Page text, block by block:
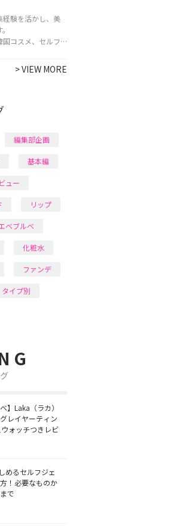
。
ソナルカラー診
格診断によるイ
グも行っていま
経験を活かし、美
コスメ、セルフ
ク。家事や育児の合
時短美容テクも実
>VIEW MORE
編集部企画
基本編
ュー
リップ
ベブルベ
化粧水
ファンデ
タイプ別
】Laka（ラカ）
レイヤーティン
ォッチつきレビ
めるセルフジェ
！必要なものか
で